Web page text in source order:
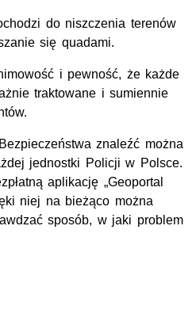
do niszczenia terenów
się quadami.
i pewność, że każde
traktowane i sumiennie
znaleźć można
jednostki Policji w Polsce.
aplikację „Geoportal
niej na bieżąco można
sposób, w jaki problem